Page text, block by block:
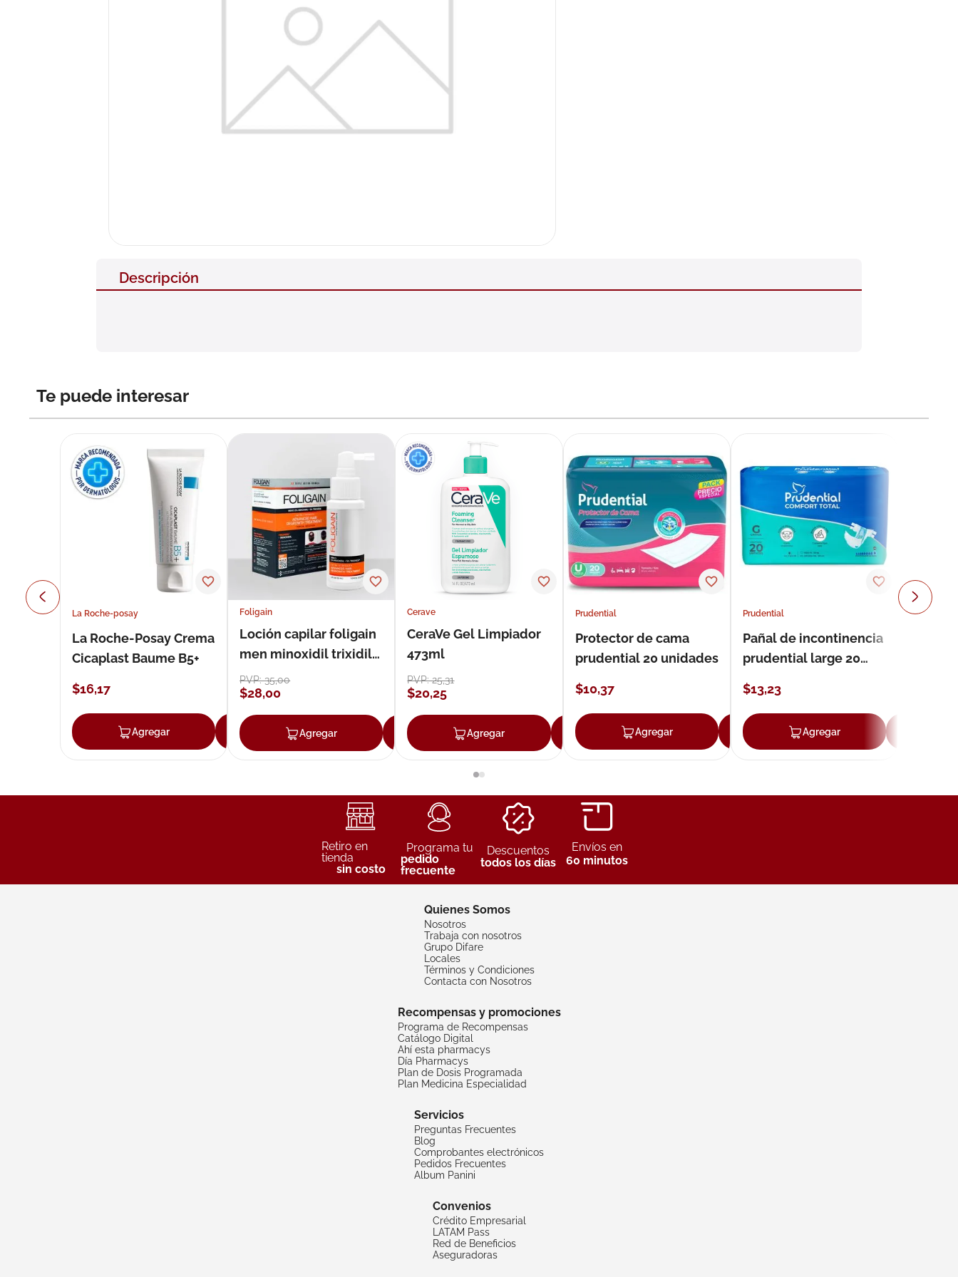
Descripción
Te puede interesar
La Roche-posay
La Roche-Posay Crema
Cicaplast Baume B5+
$16,17
Agregar Agregar
Foligain
Loción capilar foligain
men minoxidil trixidil
loción 59 ml
PVP:35,00
$28,00
Agregar Agregar
Cerave
CeraVe Gel Limpiador
473ml
PVP:25,31
$20,25
Agregar Agregar
Prudential
Protector de cama
prudential 20 unidades
$10,37
Agregar Agregar
Prudential
Pañal de incontinencia
prudential large 20
$13,23
Agregar
Retiro en
tienda
sin costo
Programa tu
pedido
frecuente
Descuentos
todos los días
Envíos en
60 minutos
Quienes Somos
Nosotros
Trabaja con nosotros
Grupo Difare
Locales
Términos y Condiciones
Contacta con Nosotros
Recompensas y promociones
Programa de Recompensas
Catálogo Digital
Ahí esta pharmacys
Día Pharmacys
Plan de Dosis Programada
Plan Medicina Especialidad
Servicios
Preguntas Frecuentes
Blog
Comprobantes electrónicos
Pedidos Frecuentes
Album Panini
Convenios
Crédito Empresarial
LATAM Pass
Red de Beneficios
Aseguradoras
pañales